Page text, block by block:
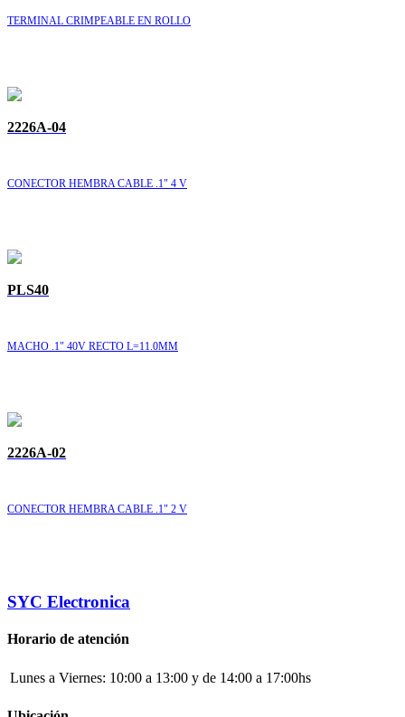
TERMINAL CRIMPEABLE EN ROLLO
2226A-04
CONECTOR HEMBRA CABLE .1" 4 V
PLS40
MACHO .1" 40V RECTO L=11.0MM
2226A-02
CONECTOR HEMBRA CABLE .1" 2 V
SYC Electronica
Horario de atención
Lunes a Viernes: 10:00 a 13:00 y de 14:00 a 17:00hs